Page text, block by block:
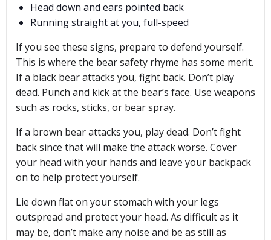
Head down and ears pointed back
Running straight at you, full-speed
If you see these signs, prepare to defend yourself.
This is where the bear safety rhyme has some merit.
If a black bear attacks you, fight back. Don’t play
dead. Punch and kick at the bear’s face. Use weapons
such as rocks, sticks, or bear spray.
If a brown bear attacks you, play dead. Don’t fight
back since that will make the attack worse. Cover
your head with your hands and leave your backpack
on to help protect yourself.
Lie down flat on your stomach with your legs
outspread and protect your head. As difficult as it
may be, don’t make any noise and be as still as